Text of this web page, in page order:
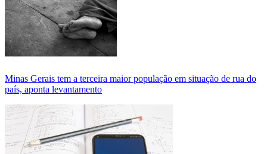
Minas Gerais tem a terceira maior população em situação de rua do
país, aponta levantamento